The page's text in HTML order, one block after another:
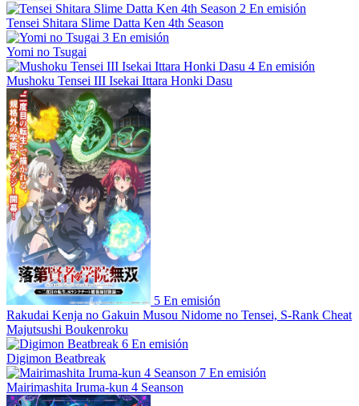
2 En emisión
Tensei Shitara Slime Datta Ken 4th Season
3 En emisión
Yomi no Tsugai
4 En emisión
Mushoku Tensei III Isekai Ittara Honki Dasu
5 En emisión
Rakudai Kenja no Gakuin Musou Nidome no Tensei, S-Rank Cheat
Majutsushi Boukenroku
6 En emisión
Digimon Beatbreak
7 En emisión
Mairimashita Iruma-kun 4 Seanson